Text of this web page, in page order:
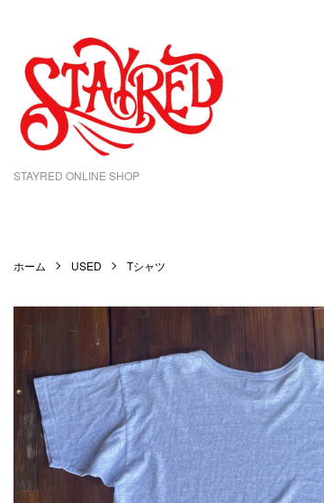
STAYRED ONLINE SHOP
ホーム USED Tシャツ